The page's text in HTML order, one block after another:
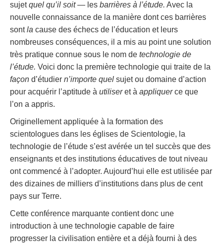
sujetquel qu’il soit— les barrières à l’étude. Avec la
nouvelle connaissance de la manière dont ces barrières
sontla cause des échecs de l’éducation et leurs
nombreuses conséquences, il a mis au point une solution
très pratique connue sous le nom de technologie de
l’étude. Voici donc la première technologie qui traite de la
façon d’étudier n’importe quel sujet ou domaine d’action
pour acquérir l’aptitude à utiliseret à appliquerce que
l’on a appris.
Originellement appliquée à la formation des
scientologues dans les églises de Scientologie, la
technologie de l’étude s’est avérée un tel succès que des
enseignants et des institutions éducatives de tout niveau
ont commencé à l’adopter. Aujourd’hui elle est utilisée par
des dizaines de milliers d’institutions dans plus de cent
pays sur Terre.
Cette conférence marquante contient donc une
introduction à une technologie capable de faire
progresser la civilisation entière et a déjà fourni à des